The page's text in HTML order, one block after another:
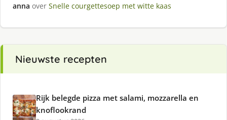
anna over Snelle courgettesoep met witte kaas
Nieuwste recepten
Rijk belegde pizza met salami, mozzarella en
knoflookrand